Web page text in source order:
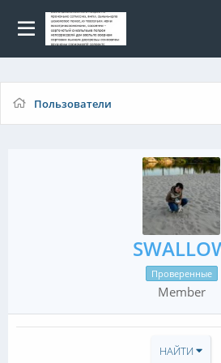
Пользователи
Проверенные
Member
НАЙТИ
Для
сайту: